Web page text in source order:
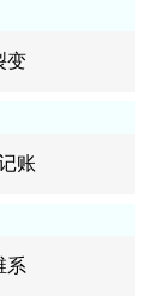
变
账
系